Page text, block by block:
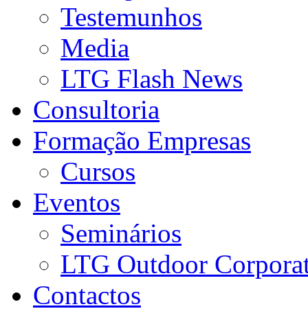
Testemunhos
Media
LTG Flash News
Consultoria
Formação Empresas
Cursos
Eventos
Seminários
LTG Outdoor
Contactos